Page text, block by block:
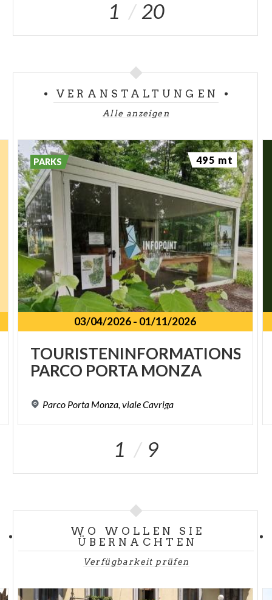
1 20
VERANSTALTUNGEN
Alle anzeigen
03/04/2026- 01/11/2026
PARCO PORTA MONZA
Parco Porta Monza,vialeCavriga
PARKS 495 mt
1 9
WO WOLLEN SIE
ÜBERNACHTEN
Verfügbarkeit prüfen